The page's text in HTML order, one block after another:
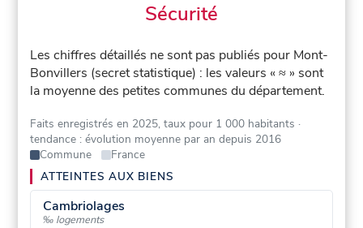
Sécurité
Les chiffres détaillés ne sont pas publiés pour Mont-
Bonvillers (secret statistique) : les valeurs « ≈ » sont
la moyenne des petites communes du département.
Faits enregistrés en 2025, taux pour 1 000 habitants ·
tendance : évolution moyenne par an depuis 2016
Commune
France
ATTEINTES AUX BIENS
Cambriolages
‰ logements